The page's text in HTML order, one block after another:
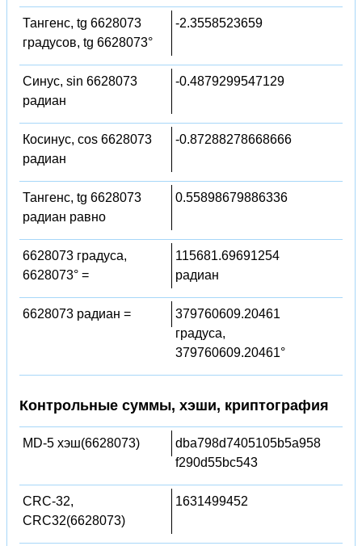
Тангенс, tg 6628073
градусов, tg 6628073°
-2.3558523659
Синус, sin 6628073
радиан
-0.4879299547129
Косинус, cos 6628073
радиан
-0.87288278668666
Тангенс, tg 6628073
радиан равно
0.55898679886336
6628073 градуса,
6628073° =
115681.69691254
радиан
6628073 радиан =
379760609.20461
градуса,
379760609.20461°
Контрольные суммы, хэши, криптография
MD-5 хэш(6628073)
dba798d7405105b5a958
f290d55bc543
CRC-32,
CRC32(6628073)
1631499452